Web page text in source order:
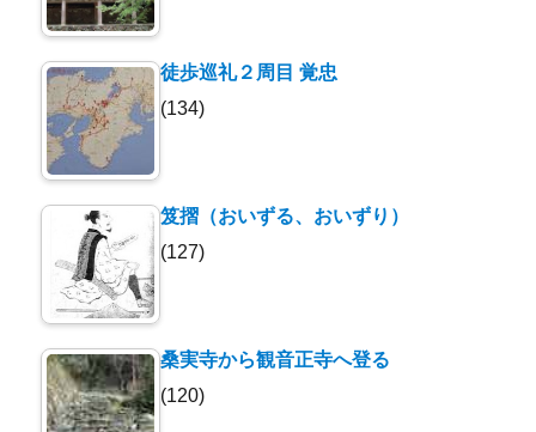
徒歩巡礼２周目 覚忠
(134)
笈摺（おいずる、おいずり）
(127)
桑実寺から観音正寺へ登る
(120)